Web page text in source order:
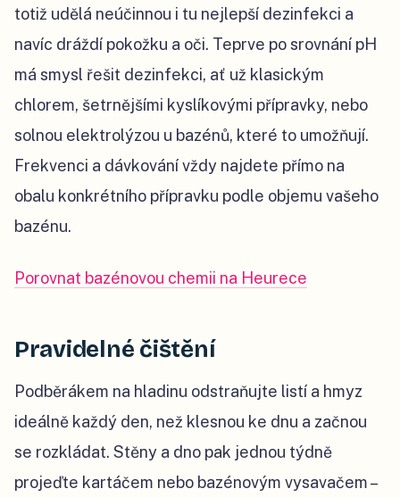
totiž udělá neúčinnou i tu nejlepší dezinfekci a
navíc dráždí pokožku a oči. Teprve po srovnání pH
má smysl řešit dezinfekci, ať už klasickým
chlorem, šetrnějšími kyslíkovými přípravky, nebo
solnou elektrolýzou u bazénů, které to umožňují.
Frekvenci a dávkování vždy najdete přímo na
obalu konkrétního přípravku podle objemu vašeho
bazénu.
Porovnat bazénovou chemii na Heurece
Pravidelné čištění
Podběrákem na hladinu odstraňujte listí a hmyz
ideálně každý den, než klesnou ke dnu a začnou
se rozkládat. Stěny a dno pak jednou týdně
projeďte kartáčem nebo bazénovým vysavačem –